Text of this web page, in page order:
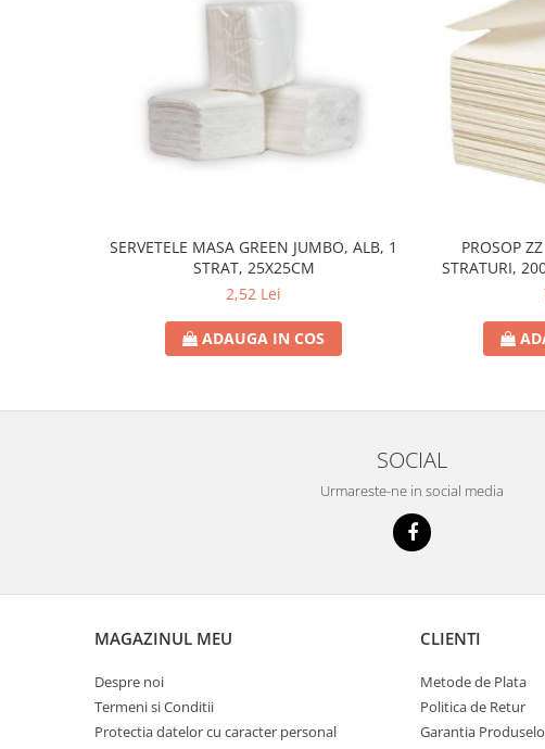
SERVETELE MASA GREEN JUMBO, ALB, 1
STRAT, 25X25CM
2,52 Lei
ADAUGA IN COS
PROSOP
STRATURI,
SOCIAL
Urmareste-ne in social media
MAGAZINUL MEU
Despre noi
Termeni si Conditii
Protectia datelor cu caracter personal
CLIENTI
Metode de Plata
Politica de Retur
Garantia